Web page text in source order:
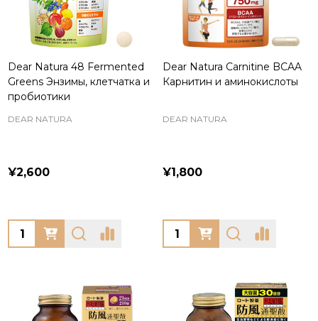
Dear Natura 48 Fermented
Greens Энзимы, клетчатка и
пробиотики
DEAR NATURA
¥2,600
Quantity:
Dear Natura Carnitine BCAA
Карнитин и аминокислоты
DEAR NATURA
¥1,800
Quantity: